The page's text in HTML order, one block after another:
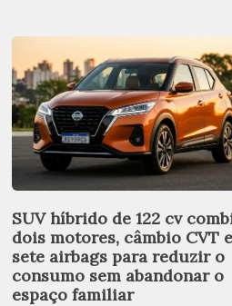
SUV híbrido de 122 cv
dois motores, câmbio CVT e
sete airbags para reduzir o
consumo sem abandonar o
espaço familiar